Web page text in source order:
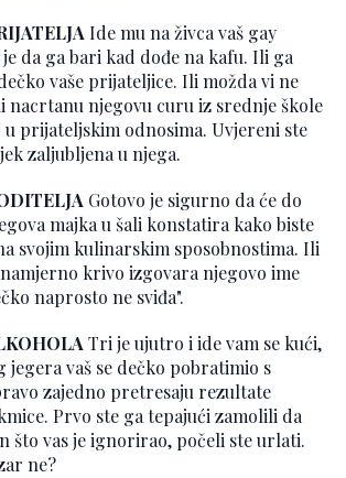
Ide mu na živca vaš gay
da ga bari kad dođe na kafu. Ili ga
vaše prijateljice. Ili možda vi ne
nacrtanu njegovu curu iz srednje škole
u prijateljskim odnosima. Uvjereni ste
zaljubljena u njega.
Gotovo je sigurno da će do
majka u šali konstatira kako biste
svojim kulinarskim sposobnostima. Ili
krivo izgovara njegovo ime
naprosto ne sviđa".
Tri je ujutro i ide vam se kući,
jegera vaš se dečko pobratimio s
zajedno pretresaju rezultate
Prvo ste ga tepajući zamolili da
što vas je ignorirao, počeli ste urlati.
ne?